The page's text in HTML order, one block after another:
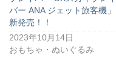
バー ANA ジェット旅客機」
新発売！！
2023年10月14日
おもちゃ・ぬいぐるみ